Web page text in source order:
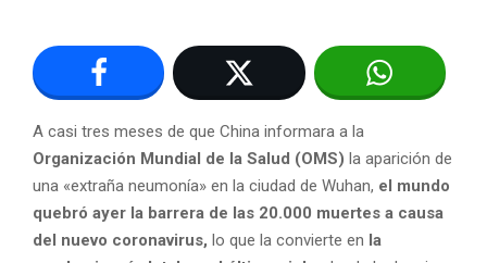
A casi tres meses de que China informara a la
Organización Mundial de la Salud (OMS) la aparición de
una «extraña neumonía» en la ciudad de Wuhan, el mundo
quebró ayer la barrera de las 20.000 muertes a causa
del nuevo coronavirus, lo que la convierte en la